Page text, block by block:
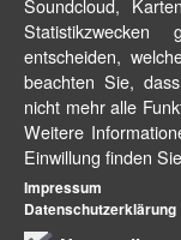
Soundcloud,
entscheiden,
beachten Sie,
nicht mehr alle
Weitere
Einwillung finden
Impressum
Datenschutzerklärung